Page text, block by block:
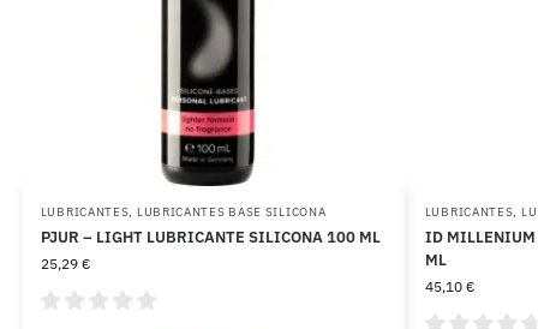
LUBRICANTES, LUBRICANTES BASE SILICONA
PJUR – LIGHT LUBRICANTE SILICONA 100 ML
25,29 €
LUBRICANTES,
ID MILLENIUM
ML
45,10 €